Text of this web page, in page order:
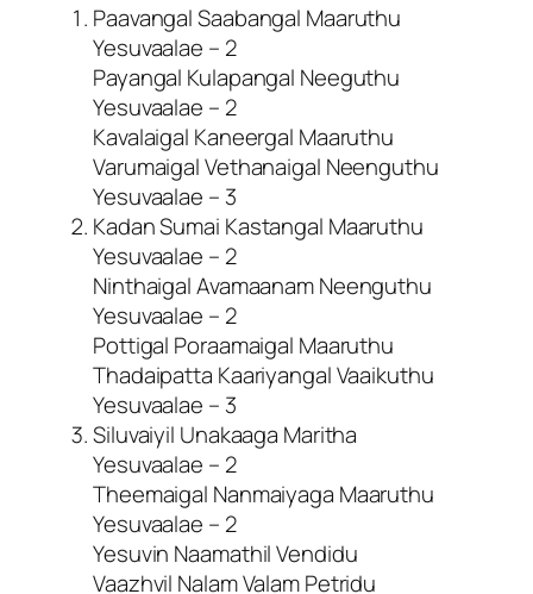
Paavangal Saabangal Maaruthu
Yesuvaalae – 2
Payangal Kulapangal Neeguthu
Yesuvaalae – 2
Kavalaigal Kaneergal Maaruthu
Varumaigal Vethanaigal Neenguthu
Yesuvaalae – 3
Kadan Sumai Kastangal Maaruthu
Yesuvaalae – 2
Ninthaigal Avamaanam Neenguthu
Yesuvaalae – 2
Pottigal Poraamaigal Maaruthu
Thadaipatta Kaariyangal Vaaikuthu
Yesuvaalae – 3
Siluvaiyil Unakaaga Maritha
Yesuvaalae – 2
Theemaigal Nanmaiyaga Maaruthu
Yesuvaalae – 2
Yesuvin Naamathil Vendidu
Vaazhvil Nalam Valam Petridu